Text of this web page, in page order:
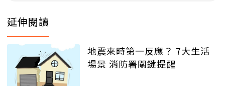
延伸閱讀
地震來時第一反應？ 7大生活
場景 消防署關鍵提醒